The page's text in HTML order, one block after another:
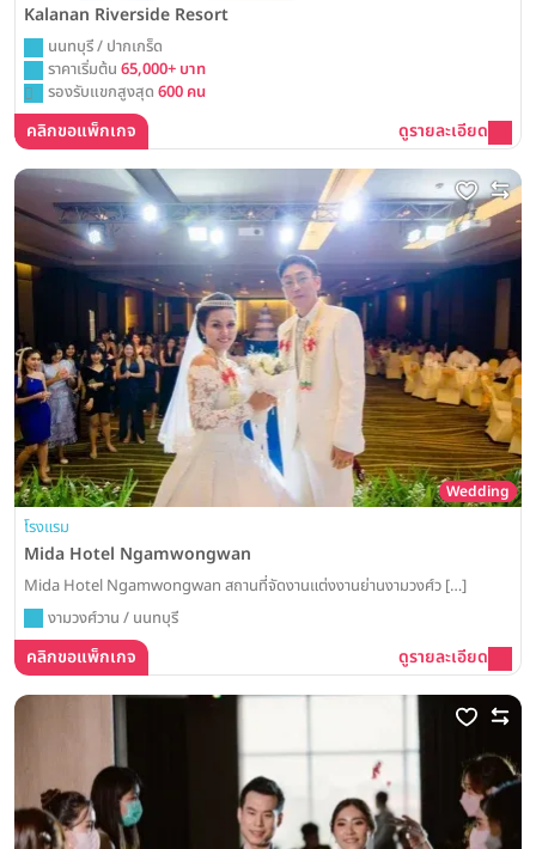
Kalanan Riverside Resort
นนทบุรี / ปากเกร็ด
ราคาเริ่มต้น 65,000+ บาท
รองรับแขกสูงสุด 600 คน
คลิกขอแพ็กเกจ ดูรายละเอียด
Wedding
โรงแรม
Mida Hotel Ngamwongwan
Mida Hotel Ngamwongwan สถานที่จัดงานแต่งงานย่านงามวงศ์ว […]
งามวงศ์วาน / นนทบุรี
คลิกขอแพ็กเกจ ดูรายละเอียด